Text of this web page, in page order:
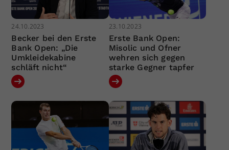
24.10.2023
Becker bei den Erste
Bank Open: „Die
Umkleidekabine
schläft nicht“
23.10.2023
Erste Bank Open:
Misolic und Ofner
wehren sich gegen
starke Gegner tapfer